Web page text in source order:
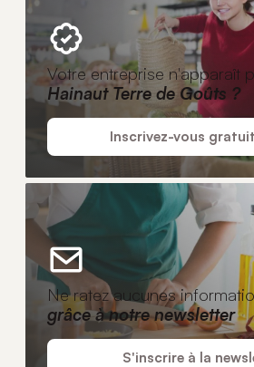
Votre entreprise n'apparaît
Hainaut Terre de Goûts ?
Inscrivez-vous
Ne ratez aucunes
grâce à notre newsletter
S'inscrire à la